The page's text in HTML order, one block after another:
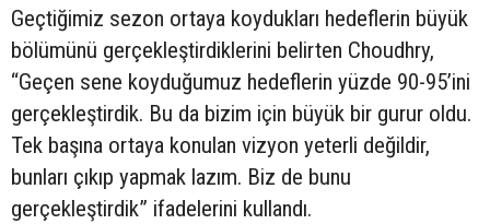
Geçtiğimiz sezon ortaya koydukları hedeflerin büyük
bölümünü gerçekleştirdiklerini belirten Choudhry,
“Geçen sene koyduğumuz hedeflerin yüzde 90-95’ini
gerçekleştirdik. Bu da bizim için büyük bir gurur oldu.
Tek başına ortaya konulan vizyon yeterli değildir,
bunları çıkıp yapmak lazım. Biz de bunu
gerçekleştirdik” ifadelerini kullandı.